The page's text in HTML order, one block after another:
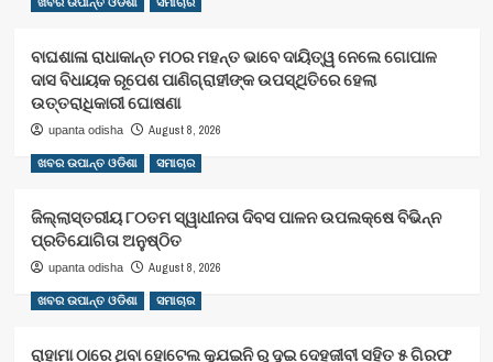
ବାଘଶାଳା ରାଧାକାନ୍ତ ମଠର ମହନ୍ତ ଭାବେ ଦାୟିତ୍ୱ ନେଲେ ଗୋପାଳ
ଦାସ ବିଧାୟକ ରୂପେଶ ପାଣିଗ୍ରାହୀଙ୍କ ଉପସ୍ଥିତିରେ ହେଲା
ଉତ୍ତରାଧିକାରୀ ଘୋଷଣା
upanta odisha August 8, 2026
ଖବର ଉପାନ୍ତ ଓଡିଶା ସମାଚାର
ଜିଲ୍ଲାସ୍ତରୀୟ ୮୦ତମ ସ୍ୱାଧୀନତା ଦିବସ ପାଳନ ଉପଲକ୍ଷେ ବିଭିନ୍ନ
ପ୍ରତିଯୋଗିତା ଅନୁଷ୍ଠିତ
upanta odisha August 8, 2026
ଖବର ଉପାନ୍ତ ଓଡିଶା ସମାଚାର
ରାହାମା ଠାରେ ଥିବା ହୋଟେଲ କ୍ଯୁଇନି ରୁ ଦୁଇ ଦେହଜୀବୀ ସହିତ ୫ ଗିରଫ